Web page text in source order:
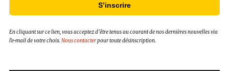
S’inscrire
En cliquant sur ce lien, vous acceptez d’être tenus au courant de nos dernières nouvelles via
l’e-mail de votre choix.Nous contacterpour toute désinscription.